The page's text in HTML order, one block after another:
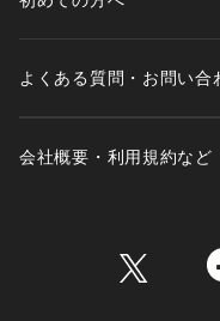
よくある質問・お問い合
会社概要・利用規約など